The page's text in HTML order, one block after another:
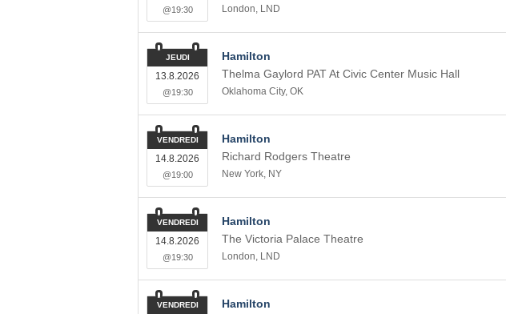
London, LND
@19:30
Hamilton
Thelma Gaylord PAT At Civic Center Music Hall
Oklahoma City, OK
JEUDI
13.8.2026
@19:30
Hamilton
Richard Rodgers Theatre
New York, NY
VENDREDI
14.8.2026
@19:00
Hamilton
The Victoria Palace Theatre
London, LND
VENDREDI
14.8.2026
@19:30
Hamilton
VENDREDI